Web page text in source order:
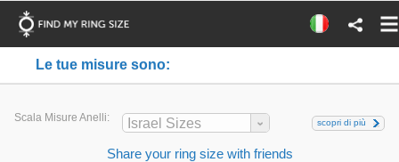
Le tue misure sono:
Scala Misure Anelli: Israel Sizes scopri di più
Share your ring size with friends